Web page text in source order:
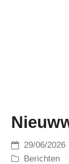
29/06/2026
Berichten